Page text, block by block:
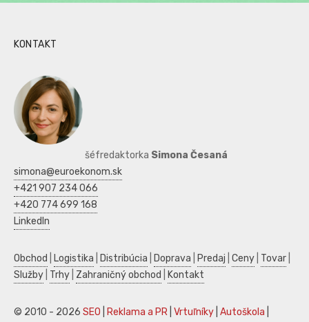
KONTAKT
šéfredaktorka Simona Česaná
simona@euroekonom.sk
+421 907 234 066
+420 774 699 168
LinkedIn
Obchod Logistika Distribúcia Doprava Predaj Ceny Tovar
Služby Trhy Zahraničný obchod Kontakt
© 2010 - 2026 SEO Reklama a PR Vrtuľníky Autoškola